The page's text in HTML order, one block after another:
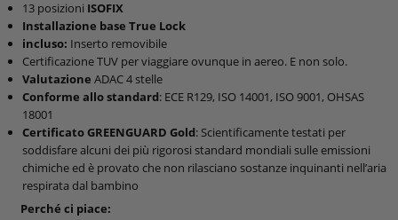
13 posizioni ISOFIX
Installazione base True Lock
incluso: Inserto removibile
Certificazione TUV per viaggiare ovunque in aereo. E non solo.
Valutazione ADAC 4 stelle
Conforme allo standard: ECE R129, ISO 14001, ISO 9001, OHSAS
18001
Certificato GREENGUARD Gold: Scientificamente testati per
soddisfare alcuni dei più rigorosi standard mondiali sulle emissioni
chimiche ed è provato che non rilasciano sostanze inquinanti nell’aria
respirata dal bambino
Perché ci piace: